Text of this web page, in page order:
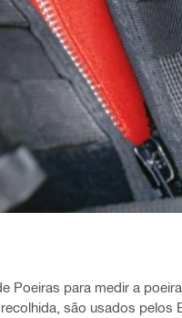
Poeiras para medir a
são usados pelos